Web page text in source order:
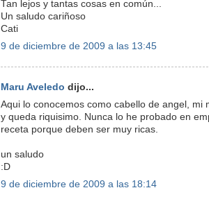
Tan lejos y tantas cosas en común...
Un saludo cariñoso
Cati
9 de diciembre de 2009 a las 13:45
Maru Aveledo dijo...
Aqui lo conocemos como cabello de angel, mi
y queda riquisimo. Nunca lo he probado en
receta porque deben ser muy ricas.
un saludo
:D
9 de diciembre de 2009 a las 18:14